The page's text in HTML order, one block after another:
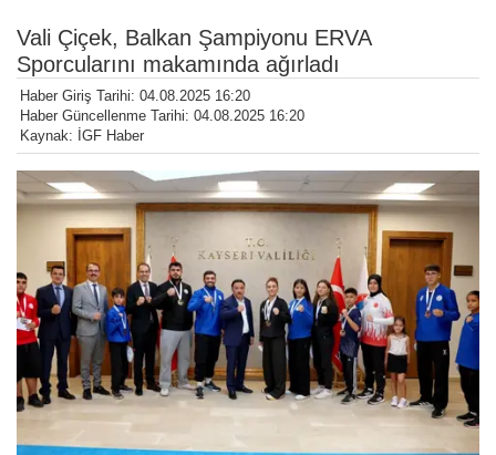
Vali Çiçek, Balkan Şampiyonu ERVA
Sporcularını makamında ağırladı
Haber Giriş Tarihi: 04.08.2025 16:20
Haber Güncellenme Tarihi: 04.08.2025 16:20
Kaynak: İGF Haber